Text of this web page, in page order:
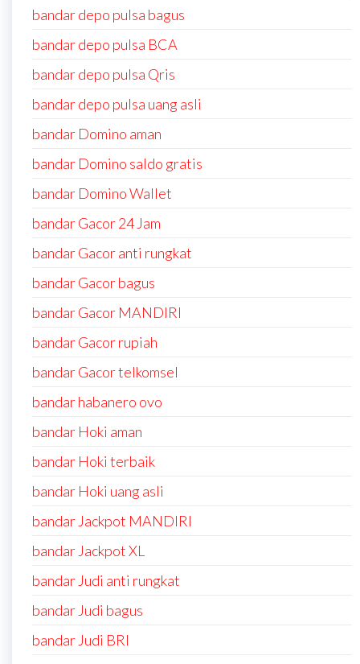
bandar depo pulsa bagus
bandar depo pulsa BCA
bandar depo pulsa Qris
bandar depo pulsa uang asli
bandar Domino aman
bandar Domino saldo gratis
bandar Domino Wallet
bandar Gacor 24 Jam
bandar Gacor anti rungkat
bandar Gacor bagus
bandar Gacor MANDIRI
bandar Gacor rupiah
bandar Gacor telkomsel
bandar habanero ovo
bandar Hoki aman
bandar Hoki terbaik
bandar Hoki uang asli
bandar Jackpot MANDIRI
bandar Jackpot XL
bandar Judi anti rungkat
bandar Judi bagus
bandar Judi BRI